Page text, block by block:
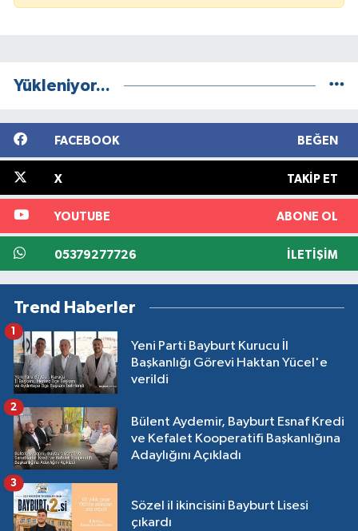
Yükleniyor...
FACEBOOK BEĞEN
X TAKIP ET
YOUTUBE ABONE OL
05379277726 İLETIŞIM
Trend Haberler
Yeni Parti Bayburt Kurucu İl
Başkanlığı Görevi Haktan Yücel'e
verildi
1
Bülent Aydemir, Bayburt Esnaf Kredi
ve Kefalet Kooperatifi Başkanlığına
Adaylığını Açıkladı
2
Sözel il ikincisini Bayburt Lisesi
çıkardı
3